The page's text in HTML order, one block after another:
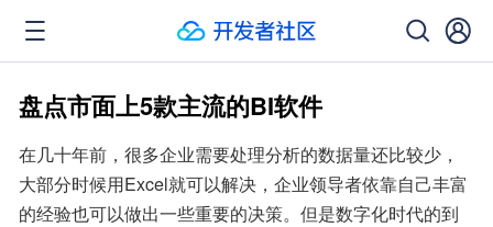
盘点市面上5款主流的BI软件
在几十年前，很多企业需要处理分析的数据量还比较少，
大部分时候用Excel就可以解决，企业领导者依靠自己丰富
的经验也可以做出一些重要的决策。但是数字化时代的到